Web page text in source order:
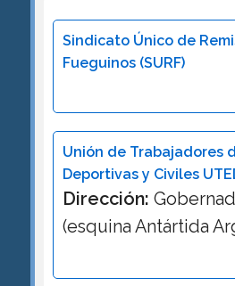
Sindicato Único de
Fueguinos (SURF)
Unión de Trabajadores
Deportivas y Civiles
Dirección:
(esquina Antártida